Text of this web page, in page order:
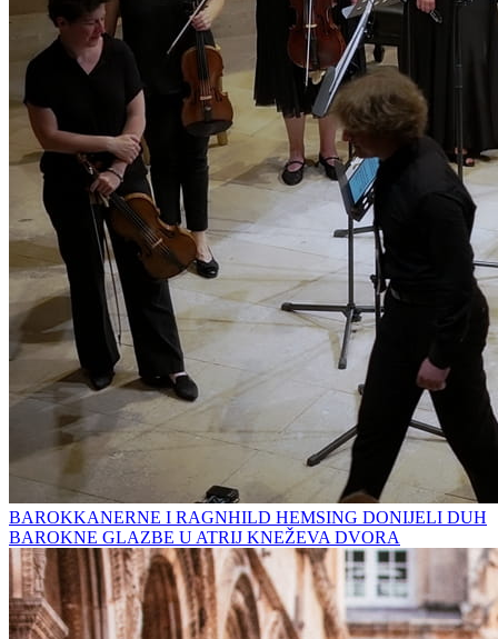
BAROKKANERNE I RAGNHILD HEMSING DONIJELI DUH
BAROKNE GLAZBE U ATRIJ KNEŽEVA DVORA